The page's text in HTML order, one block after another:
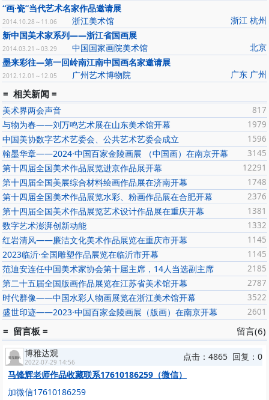
“画·瓷”当代艺术名家作品邀请展
浙江 杭州
2014.10.28～11.06
浙江美术馆
新中国美术家系列——浙江省国画展
北京
2014.03.21～03.29
中国国家画院美术馆
墨来彩往—第一回岭南江南中国画名家邀请展
广东 广州
2012.12.01～12.05 广州艺术博物院
= 相关新闻 =
817
美术界两会声音
1979
与物为春——刘万鸣艺术展在山东美术馆开幕
1596
中国美协数字艺术艺委会、公共艺术艺委会成立
3145
翰墨华章——2024·中国百家金陵画展 （中国画）在南京开幕
12291
第十四届全国美术作品展览进京作品展开幕
1748
第十四届全国美展综合材料绘画作品展在济南开幕
2376
第十四届全国美术作品展览水彩、粉画作品展在合肥开幕
1381
第十四届全国美术作品展览艺术设计作品展在重庆开幕
1332
数字艺术澎湃创新动能
1145
红岩清风——廉洁文化美术作品展览在重庆市开幕
1145
2023临沂·全国雕塑作品展览在临沂市开幕
2185
范迪安连任中国美术家协会第十届主席，14人当选副主席
2787
第二十五届全国版画作品展览在江苏省美术馆开幕
3522
时代群像——中国水彩人物画展览在浙江美术馆开幕
2601
盛世印迹——2023·中国百家金陵画展（版画）在南京开幕
留言(6)
= 留言板 =
博雅达观
2022-07-29 14:56
点击：4865 回复：0
马锋辉老师作品收藏联系17610186259（微信）
加微信17610186259